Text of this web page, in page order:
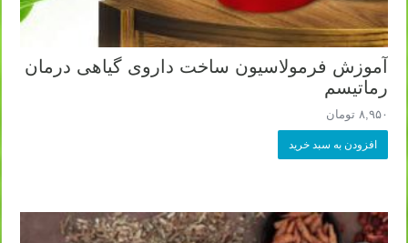
آموزش فرمولاسیون ساخت داروی گیاهی درمان
رماتیسم
۸,۹۵۰ تومان
افزودن به سبد خرید